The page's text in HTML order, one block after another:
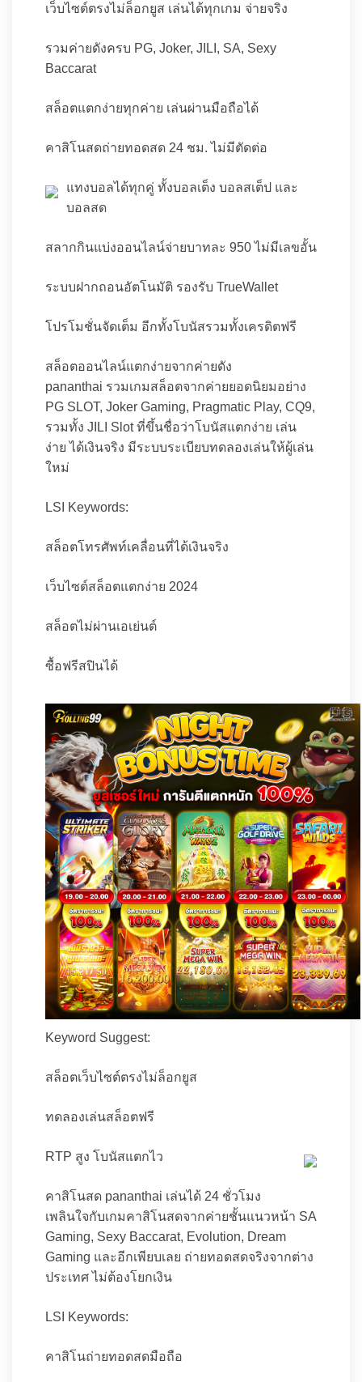
เว็บไซต์ตรงไม่ล็อกยูส เล่นได้ทุกเกม จ่ายจริง
รวมค่ายดังครบ PG, Joker, JILI, SA, Sexy
Baccarat
สล็อตแตกง่ายทุกค่าย เล่นผ่านมือถือได้
คาสิโนสดถ่ายทอดสด 24 ชม. ไม่มีตัดต่อ
แทงบอลได้ทุกคู่ ทั้งบอลเต็ง บอลสเต็ป และ
บอลสด
สลากกินแบ่งออนไลน์จ่ายบาทละ 950 ไม่มีเลขอั้น
ระบบฝากถอนอัตโนมัติ รองรับ TrueWallet
โปรโมชั่นจัดเต็ม อีกทั้งโบนัสรวมทั้งเครดิตฟรี
สล็อตออนไลน์แตกง่ายจากค่ายดัง
pananthai รวมเกมสล็อตจากค่ายยอดนิยมอย่าง
PG SLOT, Joker Gaming, Pragmatic Play, CQ9,
รวมทั้ง JILI Slot ที่ขึ้นชื่อว่าโบนัสแตกง่าย เล่น
ง่าย ได้เงินจริง มีระบบระเบียบทดลองเล่นให้ผู้เล่น
ใหม่
LSI Keywords:
สล็อตโทรศัพท์เคลื่อนที่ได้เงินจริง
เว็บไซต์สล็อตแตกง่าย 2024
สล็อตไม่ผ่านเอเย่นต์
ซื้อฟรีสปินได้
Keyword Suggest:
สล็อตเว็บไซต์ตรงไม่ล็อกยูส
ทดลองเล่นสล็อตฟรี
RTP สูง โบนัสแตกไว
คาสิโนสด pananthai เล่นได้ 24 ชั่วโมง
เพลินใจกับเกมคาสิโนสดจากค่ายชั้นแนวหน้า SA
Gaming, Sexy Baccarat, Evolution, Dream
Gaming และอีกเพียบเลย ถ่ายทอดสดจริงจากต่าง
ประเทศ ไม่ต้องโยกเงิน
LSI Keywords:
คาสิโนถ่ายทอดสดมือถือ